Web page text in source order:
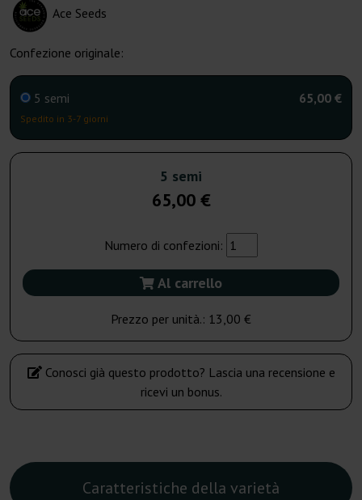
Ace Seeds
Confezione originale:
5 semi
Spedito in 3-7 giorni
65,00 €
5 semi
65,00 €
Numero di confezioni:
Al carrello
Prezzo per unità.: 13,00 €
Conosci già questo prodotto? Lascia una recensione e
ricevi un bonus.
Caratteristiche della varietà